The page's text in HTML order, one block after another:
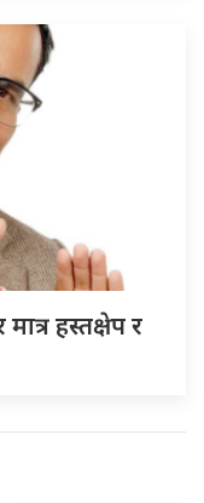
हस्तक्षेप र